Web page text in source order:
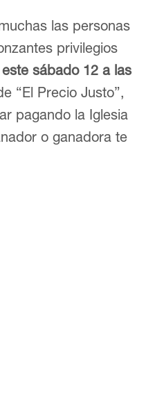
las personas
privilegios
este sábado 12 a las
“El Precio Justo”,
pagando la Iglesia
o ganadora te